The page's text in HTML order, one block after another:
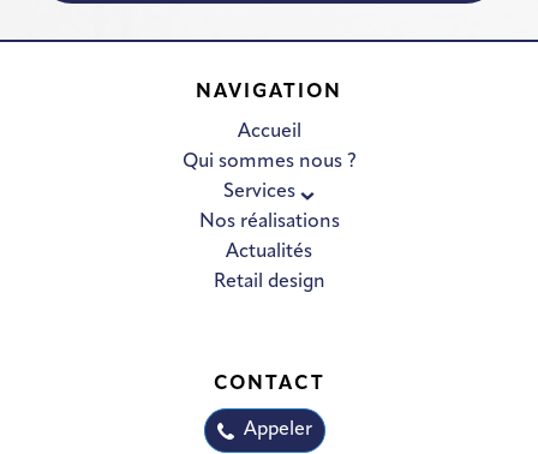
NAVIGATION
Accueil
Qui sommes nous ?
Services
Nos réalisations
Actualités
Retail design
CONTACT
Appeler